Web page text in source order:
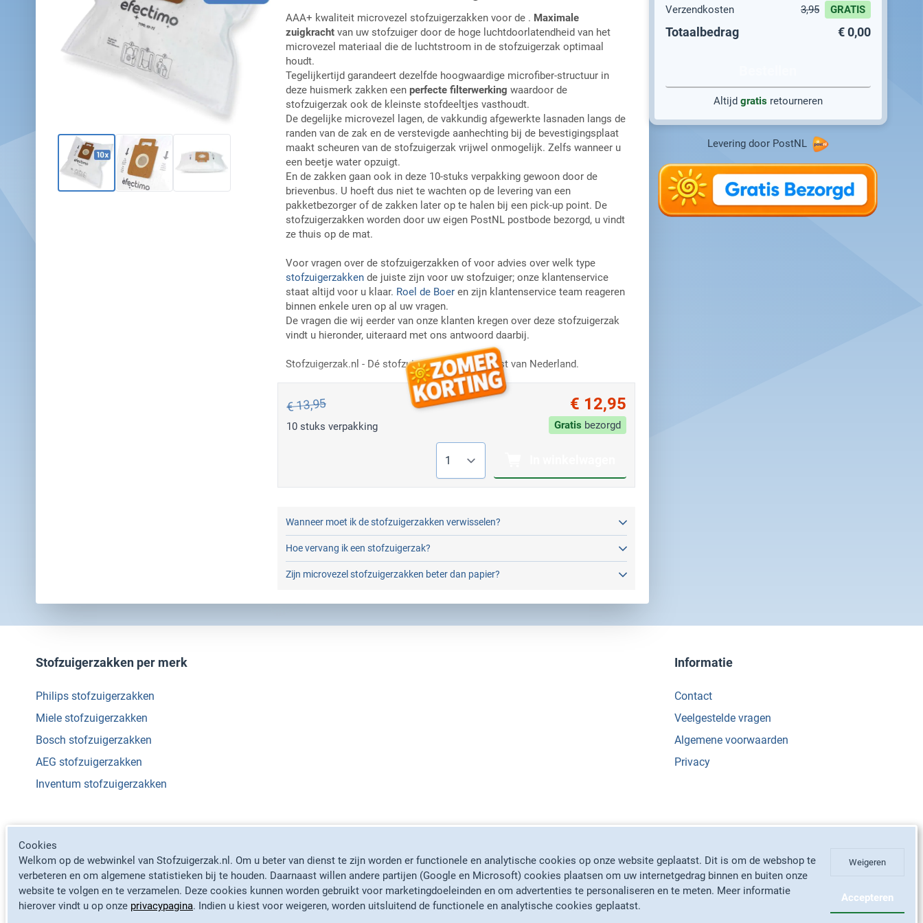
Cookies
Welkom op de webwinkel van Stofzuigerzak.nl. Om u beter van dienst te zijn worden er functionele en analytische cookies op onze website geplaatst. Dit is om de webshop te
verbeteren en om algemene statistieken bij te houden. Daarnaast willen andere partijen (Google en Microsoft) cookies plaatsen om uw internetgedrag binnen en buiten onze
website te volgen en te verzamelen. Deze cookies kunnen worden gebruikt voor marketingdoeleinden en om advertenties te personaliseren en te meten. Meer informatie
hierover vindt u op onze privacypagina. Indien u kiest voor weigeren, worden uitsluitend de functionele en analytische cookies geplaatst.
Weigeren
Accepteren
AAA+ kwaliteit microvezel stofzuigerzakken voor de . Maximale
zuigkracht van uw stofzuiger door de hoge luchtdoorlatendheid van het
microvezel materiaal die de luchtstroom in de stofzuigerzak optimaal
houdt.
Tegelijkertijd garandeert dezelfde hoogwaardige microfiber-structuur in
deze huismerk zakken een perfecte filterwerking waardoor de
stofzuigerzak ook de kleinste stofdeeltjes vasthoudt.
De degelijke microvezel lagen, de vakkundig afgewerkte lasnaden langs de
randen van de zak en de verstevigde aanhechting bij de bevestigingsplaat
maakt scheuren van de stofzuigerzak vrijwel onmogelijk. Zelfs wanneer u
een beetje water opzuigt.
En de zakken gaan ook in deze 10-stuks verpakking gewoon door de
brievenbus. U hoeft dus niet te wachten op de levering van een
pakketbezorger of de zakken later op te halen bij een pick-up point. De
stofzuigerzakken worden door uw eigen PostNL postbode bezorgd, u vindt
ze thuis op de mat.
Voor vragen over de stofzuigerzakken of voor advies over welk type
stofzuigerzakkende juiste zijn voor uw stofzuiger; onze klantenservice
staat altijd voor u klaar. Roel de Boeren zijn klantenservice team reageren
binnen enkele uren op al uw vragen.
De vragen die wij eerder van onze klanten kregen over deze stofzuigerzak
vindt u hieronder, uiteraard met ons antwoord daarbij.
Stofzuigerzak.nl - Dé stofzuigerzakken specialist van Nederland.
€ 13,95 € 12,95
10 stuks verpakking Gratis bezorgd
Wanneer moet ik de stofzuigerzakken verwisselen?
Hoe vervang ik een stofzuigerzak?
Zijn microvezel stofzuigerzakken beter dan papier?
Verzendkosten
3,95 GRATIS
Totaalbedrag € 0,00
Altijd gratisretourneren
Levering door PostNL
Stofzuigerzakken per merk
Philips stofzuigerzakken
Miele stofzuigerzakken
Bosch stofzuigerzakken
AEG stofzuigerzakken
Inventum stofzuigerzakken
Informatie
Contact
Veelgestelde vragen
Algemene voorwaarden
Privacy
GratisbezorgdGratisretourEenvoudigbetalen met Levering door PostNL